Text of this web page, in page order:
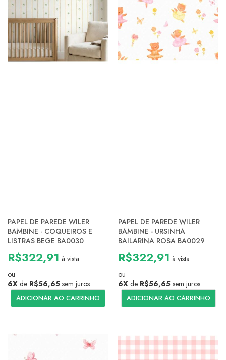
PAPEL DE PAREDE WILER
BAMBINE - COQUEIROS E
LISTRAS BEGE BA0030
R$322,91 à vista
ou
6X de R$56,65 sem juros
ADICIONAR AO CARRINHO
PAPEL DE PAREDE WILER
BAMBINE - URSINHA
BAILARINA ROSA BA0029
R$322,91 à vista
ou
6X de R$56,65 sem juros
ADICIONAR AO CARRINHO